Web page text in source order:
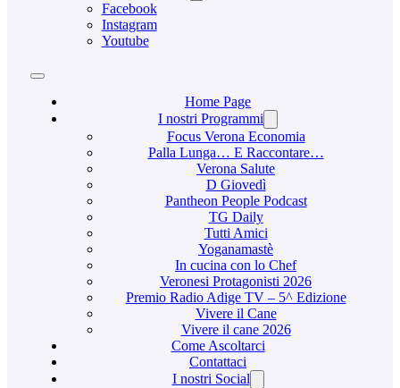
Facebook
Instagram
Youtube
Home Page
I nostri Programmi
Focus Verona Economia
Palla Lunga… E Raccontare…
Verona Salute
D Giovedì
Pantheon People Podcast
TG Daily
Tutti Amici
Yoganamastè
In cucina con lo Chef
Veronesi Protagonisti 2026
Premio Radio Adige TV – 5^ Edizione
Vivere il Cane
Vivere il cane 2026
Come Ascoltarci
Contattaci
I nostri Social